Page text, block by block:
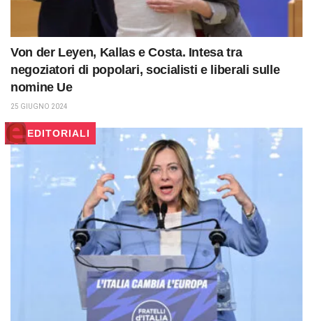
Von der Leyen, Kallas e Costa. Intesa tra
negoziatori di popolari, socialisti e liberali sulle
nomine Ue
25 GIUGNO 2024
EDITORIALI